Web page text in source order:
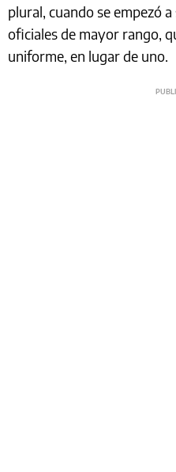
plural, cuando se empezó
oficiales de mayor rango,
uniforme, en lugar de uno.